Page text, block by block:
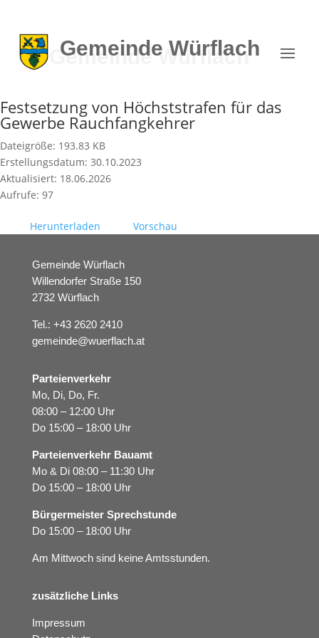
Gemeinde Würflach
Festsetzung von Höchststrafen für das
Gewerbe Rauchfangkehrer
Dateigröße: 193.83 KB
Erstellungsdatum: 30.10.2023
Aktualisiert: 18.06.2026
Aufrufe: 97
Herunterladen Vorschau
Gemeinde Würflach
Willendorfer Straße 150
2732 Würflach
Tel.: +43 2620 2410
gemeinde@wuerflach.at
Parteienverkehr
Mo, Di, Do, Fr.
08:00 – 12:00 Uhr
Do 15:00 – 18:00 Uhr
Parteienverkehr Bauamt
Mo & Di 08:00 – 11:30 Uhr
Do 15:00 – 18:00 Uhr
Bürgermeister Sprechstunde
Do 15:00 – 18:00 Uhr
Am Mittwoch sind keine Amtsstunden.
zusätzliche Links
Impressum